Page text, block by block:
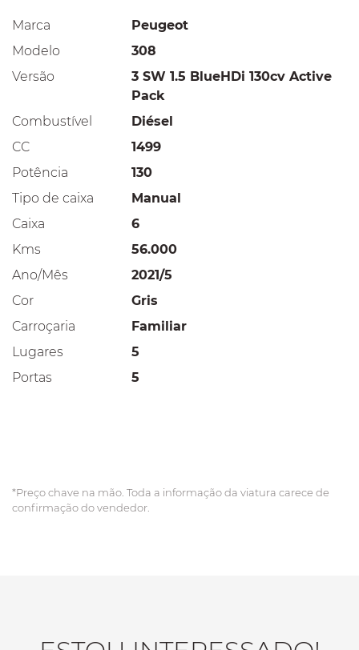
Marca
Peugeot
Modelo
308
Versão
3 SW 1.5 BlueHDi 130cv Active
Pack
Combustível
Diésel
CC
1499
Potência
130
Tipo de caixa
Manual
Caixa
6
Kms
56.000
Ano/Mês
2021/5
Cor
Gris
Carroçaria
Familiar
Lugares
5
Portas
5
*Preço chave na mão. Toda a informação da viatura carece de
confirmação do vendedor.